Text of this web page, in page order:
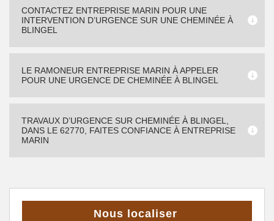
CONTACTEZ ENTREPRISE MARIN POUR UNE
INTERVENTION D’URGENCE SUR UNE CHEMINÉE À
BLINGEL
LE RAMONEUR ENTREPRISE MARIN À APPELER
POUR UNE URGENCE DE CHEMINÉE À BLINGEL
TRAVAUX D’URGENCE SUR CHEMINÉE À BLINGEL,
DANS LE 62770, FAITES CONFIANCE À ENTREPRISE
MARIN
Nous localiser